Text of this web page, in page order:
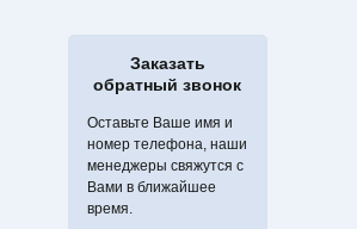
Заказать
обратный звонок
Оставьте Ваше имя и
номер телефона, наши
менеджеры свяжутся с
Вами в ближайшее
время.